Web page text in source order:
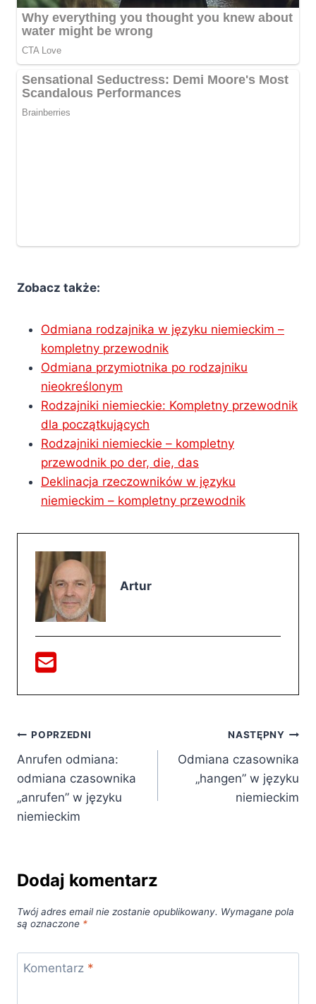
Zobacz także:
Odmiana rodzajnika w języku niemieckim –
kompletny przewodnik
Odmiana przymiotnika po rodzajniku
nieokreślonym
Rodzajniki niemieckie: Kompletny przewodnik
dla początkujących
Rodzajniki niemieckie – kompletny
przewodnik po der, die, das
Deklinacja rzeczowników w języku
niemieckim – kompletny przewodnik
Artur
Nawigacja
wpisu
POPRZEDNI
Anrufen odmiana:
odmiana czasownika
„anrufen” w języku
niemieckim
NASTĘPNY
Odmiana czasownika
„hangen” w języku
niemieckim
Dodaj komentarz
Twój adres email nie zostanie opublikowany. Wymagane pola
są oznaczone *
Komentarz *